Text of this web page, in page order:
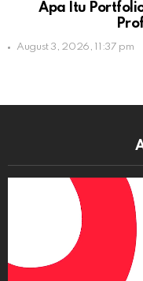
Apa Itu
August 3, 2026, 11:37 pm